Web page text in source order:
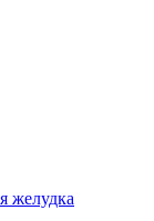
желудка